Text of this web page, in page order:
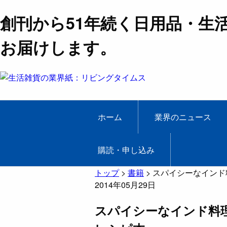
創刊から51年続く日用品・生
お届けします。
ホーム 業界のニュース
購読・申し込み
トップ> 書籍 > スパイシーなイン
2014年05月29日
スパイシーなインド